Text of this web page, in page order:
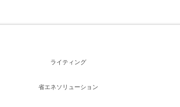
ライティング
省エネソリューション